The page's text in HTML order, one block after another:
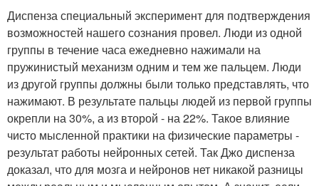
Диспенза специальный эксперимент для подтверждения
возможностей нашего сознания провел. Люди из одной
группы в течение часа ежедневно нажимали на
пружинистый механизм одним и тем же пальцем. Люди
из другой группы должны были только представлять, что
нажимают. В результате пальцы людей из первой группы
окрепли на 30%, а из второй - на 22%. Такое влияние
чисто мысленной практики на физические параметры -
результат работы нейронных сетей. Так Джо диспенза
доказал, что для мозга и нейронов нет никакой разницы